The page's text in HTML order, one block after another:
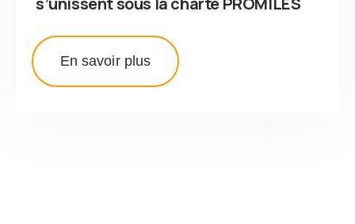
En savoir plus